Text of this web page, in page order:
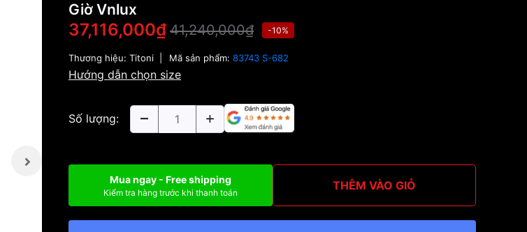
Giờ Vnlux
37,116,000₫ 41,240,000₫ -10%
Thương hiệu: Titoni Mã sản phẩm: 83743 S-682
Hướng dẫn chọn size
Số lượng:
Mua ngay - Free shipping
Kiểm tra hàng trước khi thanh toán THÊM VÀO GIỎ